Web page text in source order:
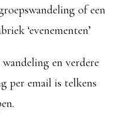
of een
‘evenementen’
en verdere
per email is telkens